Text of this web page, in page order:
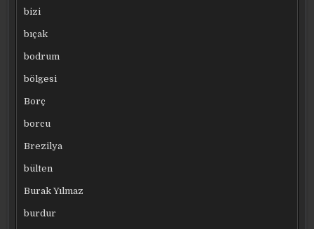
bizi
bıçak
bodrum
bölgesi
Borç
borcu
Brezilya
bülten
Burak Yılmaz
burdur